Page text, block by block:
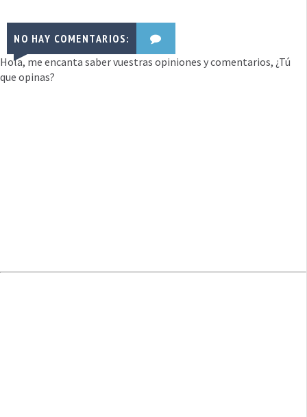
NO HAY COMENTARIOS:
Hola, me encanta saber vuestras opiniones y comentarios, ¿Tú
que opinas?